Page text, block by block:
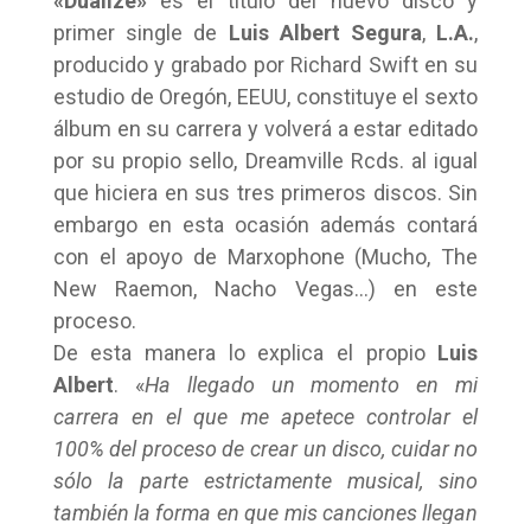
primer single de Luis Albert Segura, L.A.,
producido y grabado por Richard Swift en su
estudio de Oregón, EEUU, constituye el sexto
álbum en su carrera y volverá a estar editado
por su propio sello, Dreamville Rcds. al igual
que hiciera en sus tres primeros discos. Sin
embargo en esta ocasión además contará
con el apoyo de Marxophone (Mucho, The
New Raemon, Nacho Vegas…) en este
proceso.
De esta manera lo explica el propio Luis
Albert. «Ha llegado un momento en mi
carrera en el que me apetece controlar el
100% del proceso de crear un disco, cuidar no
sólo la parte estrictamente musical, sino
también la forma en que mis canciones llegan